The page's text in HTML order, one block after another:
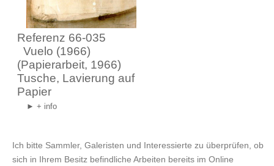
Referenz 66-035
Vuelo (1966)
(Papierarbeit, 1966)
Tusche, Lavierung auf
Papier
► + info
Ich bitte Sammler, Galeristen und Interessierte zu überprüfen, ob
sich in Ihrem Besitz befindliche Arbeiten bereits im Online